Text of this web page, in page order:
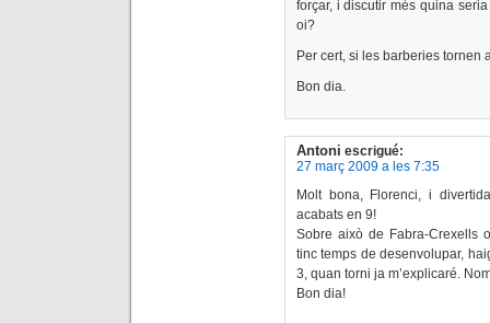
forçar, i discutir més quina
oi?
Per cert, si les barberies tornen
Bon dia.
Antoni escrigué:
27 març 2009 a les 7:35
Molt bona, Florenci, i
acabats en 9!
Sobre això de Fabra-Crexells
tinc temps de desenvolupar,
3, quan torni ja m’explicaré.
Bon dia!